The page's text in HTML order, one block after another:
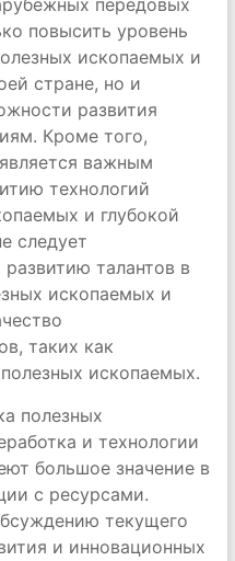
передовых
повысить уровень
ископаемых и
стране, но и
развития
Кроме того,
важным
технологий
и глубокой
следует
талантов в
ископаемых и
таких как
ископаемых.
полезных
и технологии
большое значение в
с ресурсами.
текущего
и инновационных